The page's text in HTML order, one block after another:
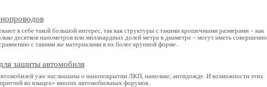
к себе такой большой интерес, так как структуры с такими крошечными размерами – как
десятков нанометров или миллиардных долей метра в диаметре – могут иметь совершенно
с такими же материалами в их более крупной форме.
защиты автомобиля
уже наслышаны о нанопокрытии ЛКП, нанолаке, антидожде. И возможности этих
во языцех» многих автомобильных форумов.